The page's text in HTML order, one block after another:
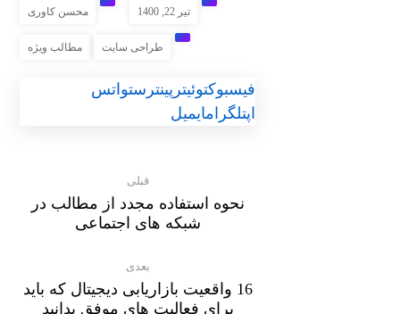
محسن کاوری تیر 22, 1400
طراحی سایت مطالب ویژه
فیسبوکتوئیتر پینترستواتس
اپتلگرامایمیل
قبلی
نحوه استفاده مجدد از مطالب در
شبکه های اجتماعی
بعدی
16 واقعیت بازاریابی دیجیتال که باید
برای فعالیت های موفق بدانید